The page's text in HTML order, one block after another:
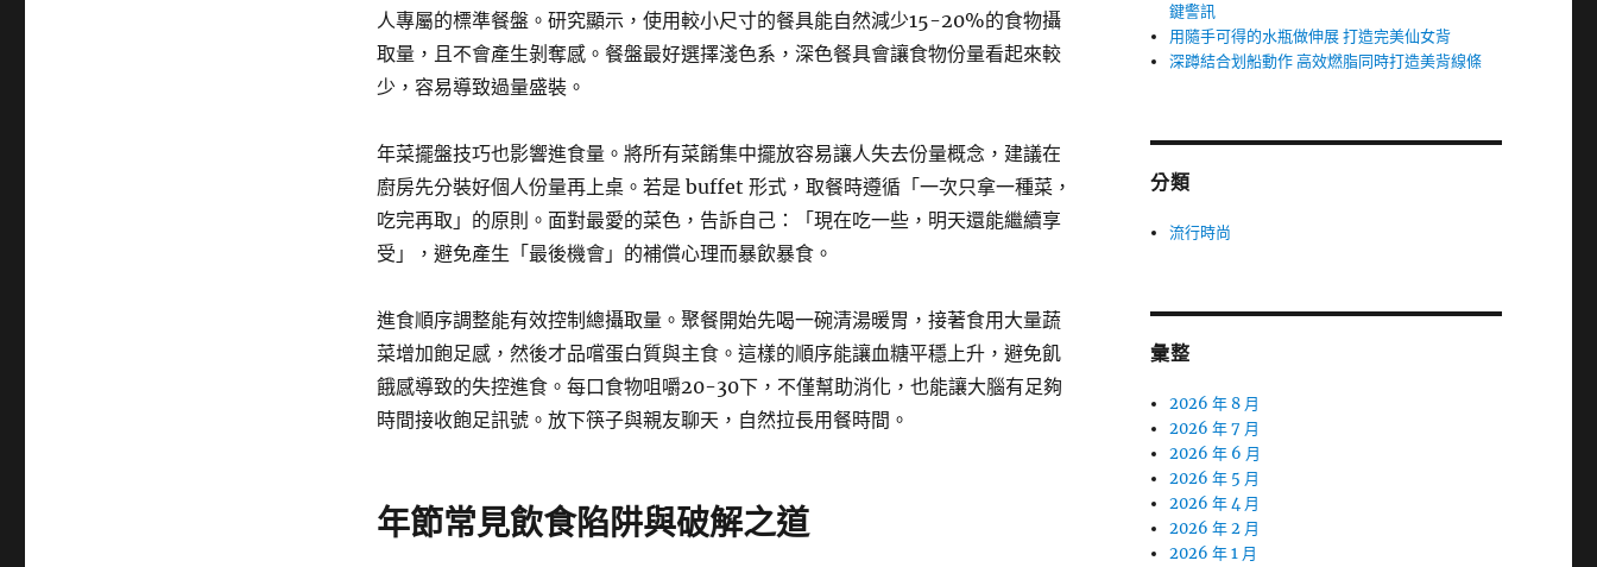
人專屬的標準餐盤。研究顯示，使用較小尺寸的餐具能自然減少15-20%的食物攝
取量，且不會產生剝奪感。餐盤最好選擇淺色系，深色餐具會讓食物份量看起來較
少，容易導致過量盛裝。
年菜擺盤技巧也影響進食量。將所有菜餚集中擺放容易讓人失去份量概念，建議在
廚房先分裝好個人份量再上桌。若是 buffet 形式，取餐時遵循「一次只拿一種菜，
吃完再取」的原則。面對最愛的菜色，告訴自己：「現在吃一些，明天還能繼續享
受」，避免產生「最後機會」的補償心理而暴飲暴食。
進食順序調整能有效控制總攝取量。聚餐開始先喝一碗清湯暖胃，接著食用大量蔬
菜增加飽足感，然後才品嚐蛋白質與主食。這樣的順序能讓血糖平穩上升，避免飢
餓感導致的失控進食。每口食物咀嚼20-30下，不僅幫助消化，也能讓大腦有足夠
時間接收飽足訊號。放下筷子與親友聊天，自然拉長用餐時間。
年節常見飲食陷阱與破解之道
鍵警訊
用隨手可得的水瓶做伸展 打造完美仙女背
深蹲結合划船動作 高效燃脂同時打造美背線條
分類
流行時尚
彙整
2026 年 8 月
2026 年 7 月
2026 年 6 月
2026 年 5 月
2026 年 4 月
2026 年 2 月
2026 年 1 月